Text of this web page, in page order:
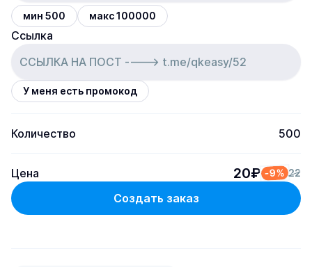
мин 500 макс 100000
Ссылка
У меня есть промокод
Количество 500
Цена 20₽ -9% 22
Создать заказ